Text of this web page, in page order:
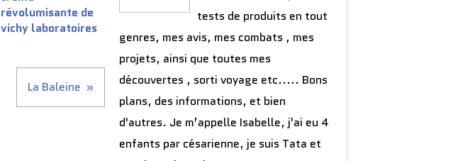
révolumisante de
vichy laboratoires
La Baleine
tests de produits en tout
genres, mes avis, mes combats , mes
projets, ainsi que toutes mes
découvertes , sorti voyage etc..... Bons
plans, des informations, et bien
d'autres. Je m’appelle Isabelle, j'ai eu 4
enfants par césarienne, je suis Tata et